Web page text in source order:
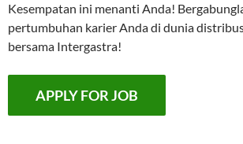
Kesempatan ini menanti Anda!
pertumbuhan karier Anda di dunia
bersama Intergastra!